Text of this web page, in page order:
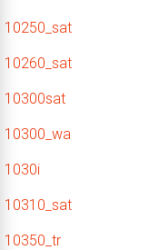
10250_sat
10260_sat
10300sat
10300_wa
1030i
10310_sat
10350_tr